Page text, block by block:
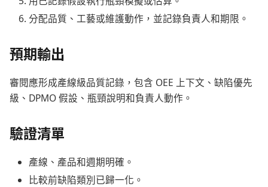
分配品質、工藝或維護動作，並記錄負責人和期限。
預期輸出
審閱應形成產線級品質記錄，包含 OEE 上下文、缺陷優先
級、DPMO 假設、瓶頸說明和負責人動作。
驗證清單
產線、產品和週期明確。
比較前缺陷類別已歸一化。